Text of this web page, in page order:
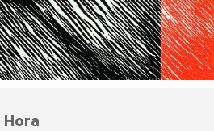
Hora